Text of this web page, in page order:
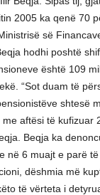
2005 ka qenë 70
së
hodhi poshtë
është 109
“Sot duam të
shtesë
me aftësi të kufizuar
Beqja ka
në 6 muajt e parë
dëshmia më
të vërteta i